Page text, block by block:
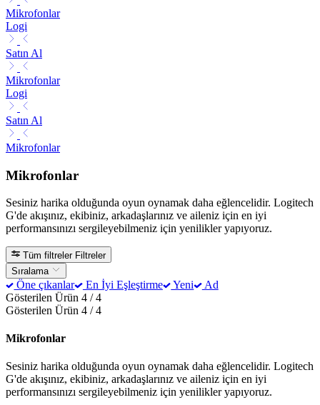
Mikrofonlar
Logi
Satın Al
Mikrofonlar
Logi
Satın Al
Mikrofonlar
Mikrofonlar
Sesiniz harika olduğunda oyun oynamak daha eğlencelidir. Logitech
G'de akışınız, ekibiniz, arkadaşlarınız ve aileniz için en iyi
performansınızı sergileyebilmeniz için yenilikler yapıyoruz.
Tüm filtreler Filtreler
Sıralama
Öne çıkanlar En İyi Eşleştirme Yeni
Ad
Gösterilen Ürün 4 / 4
Gösterilen Ürün 4 / 4
Mikrofonlar
Sesiniz harika olduğunda oyun oynamak daha eğlencelidir. Logitech
G'de akışınız, ekibiniz, arkadaşlarınız ve aileniz için en iyi
performansınızı sergileyebilmeniz için yenilikler yapıyoruz.